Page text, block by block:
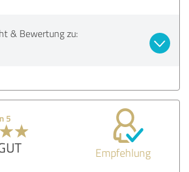
& Bewertung zu:
5
Empfehlung